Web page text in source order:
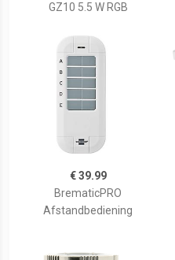
GZ10 5.5 W RGB
€ 39.99
BrematicPRO
Afstandbediening